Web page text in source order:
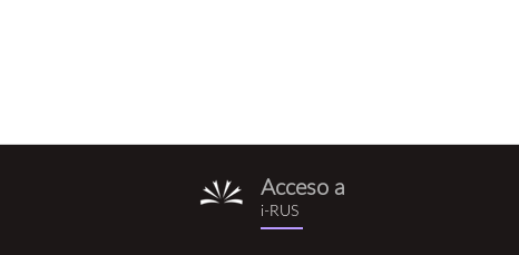
i-
rus.png
Acceso a
i-RUS